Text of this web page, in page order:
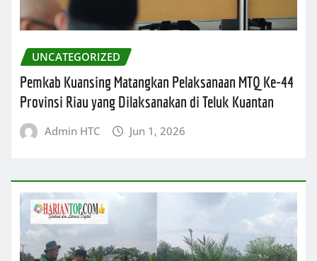
UNCATEGORIZED
Pemkab Kuansing Matangkan Pelaksanaan MTQ Ke-44
Provinsi Riau yang Dilaksanakan di Teluk Kuantan
Admin HTC Jun 1, 2026